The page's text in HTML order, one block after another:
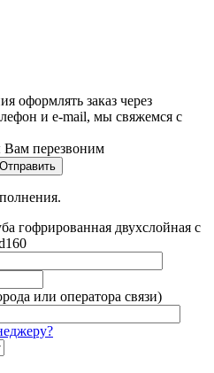
оформлять заказ через
и e-mail, мы свяжемся с
Вам перезвоним
Отправить
гофрированная двухслойная с
или оператора связи)